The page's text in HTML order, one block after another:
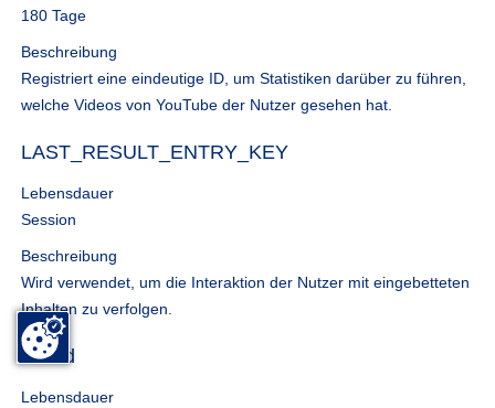
180 Tage
Beschreibung
Registriert eine eindeutige ID, um Statistiken darüber zu führen,
welche Videos von YouTube der Nutzer gesehen hat.
LAST_RESULT_ENTRY_KEY
Lebensdauer
Session
Beschreibung
Wird verwendet, um die Interaktion der Nutzer mit eingebetteten
Inhalten zu verfolgen.
nextId
Lebensdauer